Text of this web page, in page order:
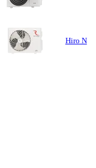
Hiro N